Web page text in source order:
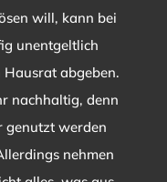
will, kann bei
unentgeltlich
abgeben.
nachhaltig, denn
genutzt werden
nehmen